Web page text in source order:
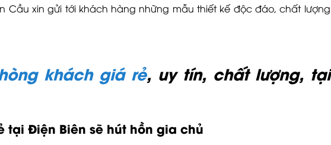
Cầu xin gửi tới khách hàng những mẫu thiết kế độc đáo, chất lượng
khách giá rẻ, uy tín, chất lượng, tại
tại Điện Biên sẽ hút hồn gia chủ